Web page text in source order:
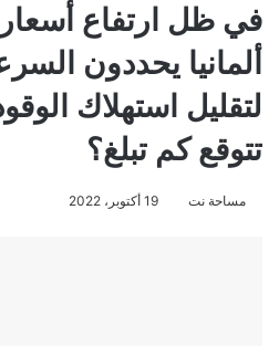
في ظل ارتفاع
ألمانيا يحددون
لتقليل استهلاك
تتوقع كم تبلغ؟
مساحة نت 19 أكتوبر، 2022